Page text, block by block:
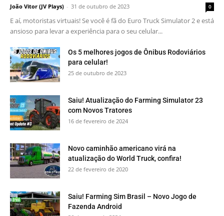
João Vitor (JV Plays) - 31 de outubro de 2023 0
E aí, motoristas virtuais! Se você é fã do Euro Truck Simulator 2 e está
ansioso para levar a experiência para o seu celular...
Os 5 melhores jogos de Ônibus Rodoviários
para celular!
25 de outubro de 2023
Saiu! Atualização do Farming Simulator 23
com Novos Tratores
16 de fevereiro de 2024
Novo caminhão americano virá na
atualização do World Truck, confira!
22 de fevereiro de 2020
Saiu! Farming Sim Brasil – Novo Jogo de
Fazenda Android